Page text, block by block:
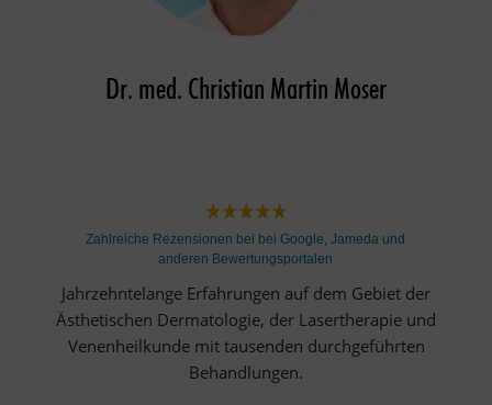
Dr. med. Christian Martin Moser
Zahlreiche Rezensionen bei bei Google, Jameda und
anderen Bewertungsportalen
Jahrzehntelange Erfahrungen auf dem Gebiet der
Ästhetischen Dermatologie, der Lasertherapie und
Venenheilkunde mit tausenden durchgeführten
Behandlungen.